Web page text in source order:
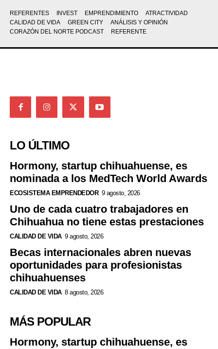
REFERENTES INVEST EMPRENDIMIENTO
ATRACTIVIDAD
CALIDAD DE VIDA
GREEN CITY
ANÁLISIS Y OPINIÓN
CORAZÓN DEL NORTE PODCAST
REFERENTE
LO ÚLTIMO
Hormony, startup chihuahuense, es
nominada a los MedTech World Awards
ECOSISTEMA EMPRENDEDOR 9 agosto, 2026
Uno de cada cuatro trabajadores en
Chihuahua no tiene estas prestaciones
CALIDAD DE VIDA 9 agosto, 2026
Becas internacionales abren nuevas
oportunidades para profesionistas
chihuahuenses
CALIDAD DE VIDA 8 agosto, 2026
MÁS POPULAR
Hormony, startup chihuahuense, es